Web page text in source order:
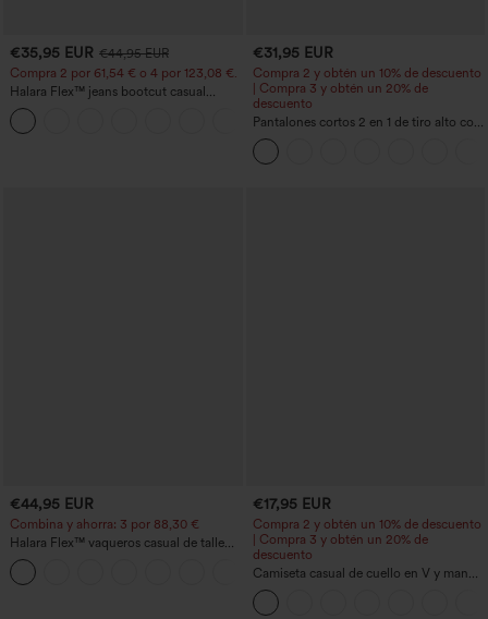
€35,95 EUR €44,95 EUR
Compra 2 por 61,54 € o 4 por 123,08 €.
Halara Flex™ jeans bootcut casual
lavados, de talle alto y con bolsillos
+5
€31,95 EUR
Compra 2 y obtén un 10% de descuento
| Compra 3 y obtén un 20% de
descuento
Pantalones cortos 2 en 1 de tiro alto con
bolsillo interior y trasero
€44,95 EUR
Combina y ahorra: 3 por 88,30 €
Halara Flex™ vaqueros casual de talle
alto con bolsillos, estilo baggy de pierna
ancha, efecto lavado
+2
€17,95 EUR
Compra 2 y obtén un 10% de descuento
| Compra 3 y obtén un 20% de
descuento
Camiseta casual de cuello en V y manga
corta